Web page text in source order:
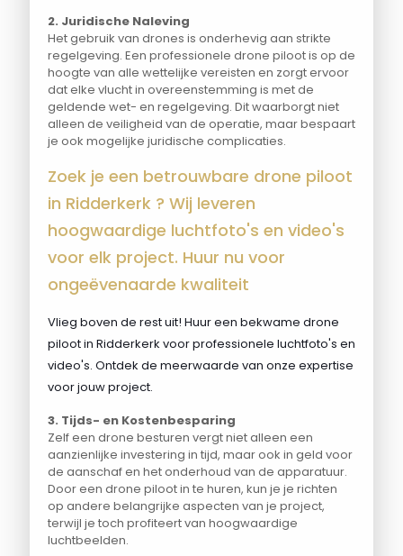
2. Juridische Naleving
Het gebruik van drones is onderhevig aan strikte
regelgeving. Een professionele drone piloot is op de
hoogte van alle wettelijke vereisten en zorgt ervoor
dat elke vlucht in overeenstemming is met de
geldende wet- en regelgeving. Dit waarborgt niet
alleen de veiligheid van de operatie, maar bespaart
je ook mogelijke juridische complicaties.
Zoek je een betrouwbare drone piloot
in Ridderkerk ? Wij leveren
hoogwaardige luchtfoto's en video's
voor elk project. Huur nu voor
ongeëvenaarde kwaliteit
Vlieg boven de rest uit! Huur een bekwame drone
piloot in Ridderkerk voor professionele luchtfoto's en
video's. Ontdek de meerwaarde van onze expertise
voor jouw project.
3. Tijds- en Kostenbesparing
Zelf een drone besturen vergt niet alleen een
aanzienlijke investering in tijd, maar ook in geld voor
de aanschaf en het onderhoud van de apparatuur.
Door een drone piloot in te huren, kun je je richten
op andere belangrijke aspecten van je project,
terwijl je toch profiteert van hoogwaardige
luchtbeelden.